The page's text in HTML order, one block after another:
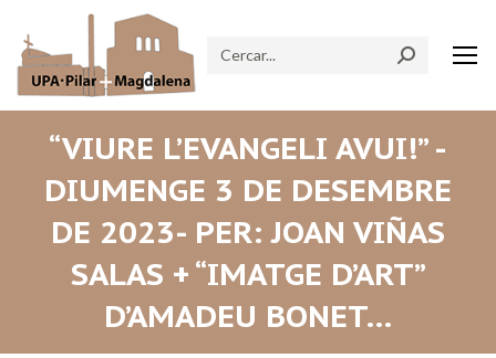
Search:
“VIURE L’EVANGELI AVUI!” -
DIUMENGE 3 DE DESEMBRE
DE 2023- PER: JOAN VIÑAS
SALAS + “IMATGE D’ART”
D’AMADEU BONET…